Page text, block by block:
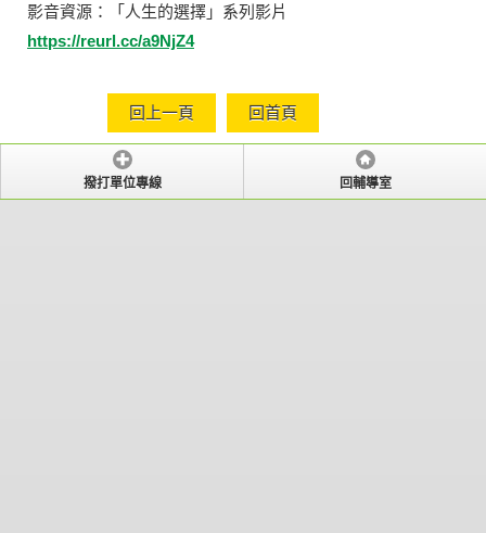
影音資源：「人生的選擇」系列影片
https://reurl.cc/a9NjZ4
回上一頁 回首頁
撥打單位專線 回輔導室